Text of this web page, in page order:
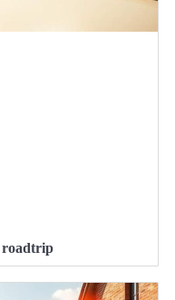
roadtrip